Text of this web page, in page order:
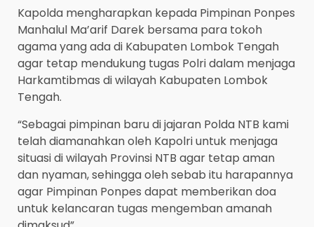
Kapolda mengharapkan kepada Pimpinan Ponpes
Manhalul Ma’arif Darek bersama para tokoh
agama yang ada di Kabupaten Lombok Tengah
agar tetap mendukung tugas Polri dalam menjaga
Harkamtibmas di wilayah Kabupaten Lombok
Tengah.
“Sebagai pimpinan baru di jajaran Polda NTB kami
telah diamanahkan oleh Kapolri untuk menjaga
situasi di wilayah Provinsi NTB agar tetap aman
dan nyaman, sehingga oleh sebab itu harapannya
agar Pimpinan Ponpes dapat memberikan doa
untuk kelancaran tugas mengemban amanah